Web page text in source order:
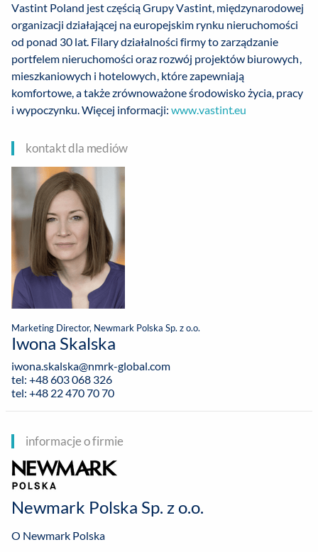
Vastint Poland jest częścią Grupy Vastint, międzynarodowej
organizacji działającej na europejskim rynku nieruchomości
od ponad 30 lat. Filary działalności firmy to zarządzanie
portfelem nieruchomości oraz rozwój projektów biurowych,
mieszkaniowych i hotelowych, które zapewniają
komfortowe, a także zrównoważone środowisko życia, pracy
i wypoczynku. Więcej informacji: www.vastint.eu
kontakt dla mediów
Marketing Director, Newmark Polska Sp. z o.o.
Iwona Skalska
iwona.skalska@nmrk-global.com
tel: +48 603 068 326
tel: +48 22 470 70 70
informacje o firmie
Newmark Polska Sp. z o.o.
O Newmark Polska